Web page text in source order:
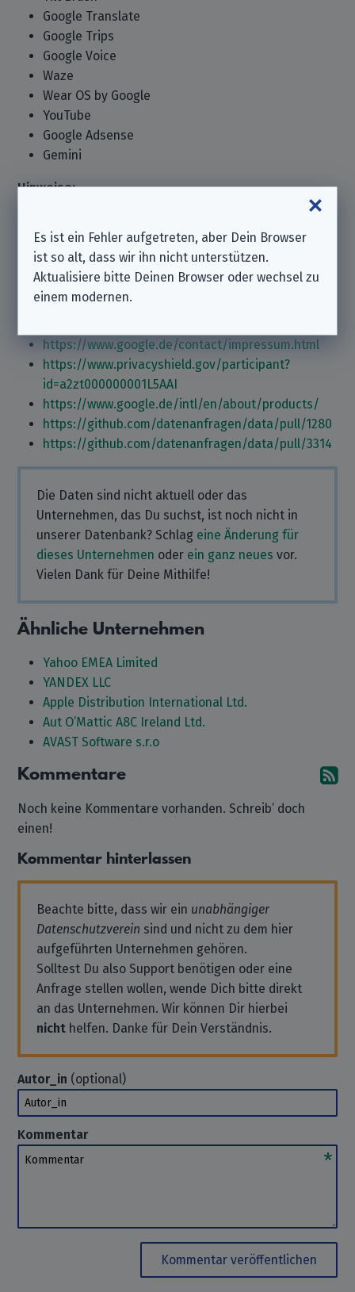
Google Translate
Google Trips
Google Voice
Waze
Wear OS by Google
YouTube
Google Adsense
Gemini
Hinweise:
responses, it may be worth also emailing dpo-
google@google.com.
Quellen:
https://www.google.de/contact/impressum.html
https://www.privacyshield.gov/participant?
id=a2zt000000001L5AAI
https://www.google.de/intl/en/about/products/
https://github.com/datenanfragen/data/pull/1280
https://github.com/datenanfragen/data/pull/3314
Die Daten sind nicht aktuell oder das
Unternehmen, das Du suchst, ist noch nicht in
unserer Datenbank? Schlag eine Änderung für
dieses Unternehmen oder ein ganz neues vor.
Vielen Dank für Deine Mithilfe!
Ähnliche Unternehmen
Yahoo EMEA Limited
YANDEX LLC
Apple Distribution International Ltd.
Aut O’Mattic A8C Ireland Ltd.
AVAST Software s.r.o
Kommentare
Noch keine Kommentare vorhanden. Schreib’ doch
einen!
Kommentar hinterlassen
Beachte bitte, dass wir ein unabhängiger
Datenschutzverein sind und nicht zu dem hier
aufgeführten Unternehmen gehören.
Solltest Du also Support benötigen oder eine
Anfrage stellen wollen, wende Dich bitte direkt
an das Unternehmen. Wir können Dir hierbei
nicht helfen. Danke für Dein Verständnis.
Autor_in (optional)
Autor_in
Kommentar
Kommentar
Kommentar veröffentlichen
Es ist ein Fehler aufgetreten, aber Dein Browser
ist so alt, dass wir ihn nicht unterstützen.
Aktualisiere bitte Deinen Browser oder wechsel zu
einem modernen.